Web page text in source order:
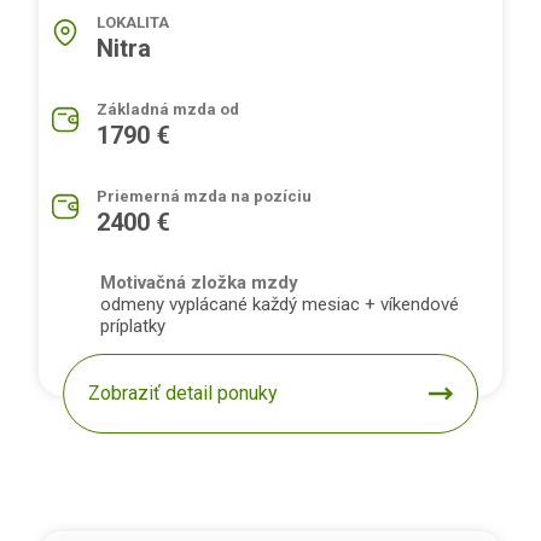
LOKALITA
Nitra
Základná mzda od
1790 €
Priemerná mzda na pozíciu
2400 €
Motivačná zložka mzdy
odmeny vyplácané každý mesiac + víkendové
príplatky
Zobraziť detail ponuky